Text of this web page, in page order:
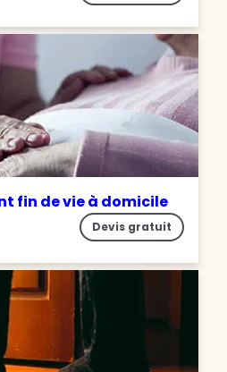
fin de vie à domicile
Devis gratuit